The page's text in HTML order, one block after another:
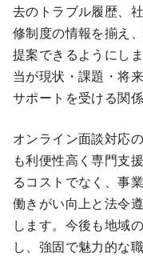
去のトラブル履歴、
修制度の情報を揃え
提案できるようにし
当が現状・課題・将
サポートを受ける関
オンライン面談対応
も利便性高く専門支
るコストでなく、事
働きがい向上と法令
します。今後も地域
し、強固で魅力的な